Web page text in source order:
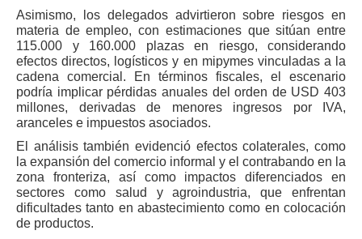
Asimismo, los delegados advirtieron sobre riesgos en
materia de empleo, con estimaciones que sitúan entre
115.000 y 160.000 plazas en riesgo, considerando
efectos directos, logísticos y en mipymes vinculadas a la
cadena comercial. En términos fiscales, el escenario
podría implicar pérdidas anuales del orden de USD 403
millones, derivadas de menores ingresos por IVA,
aranceles e impuestos asociados.
El análisis también evidenció efectos colaterales, como
la expansión del comercio informal y el contrabando en la
zona fronteriza, así como impactos diferenciados en
sectores como salud y agroindustria, que enfrentan
dificultades tanto en abastecimiento como en colocación
de productos.